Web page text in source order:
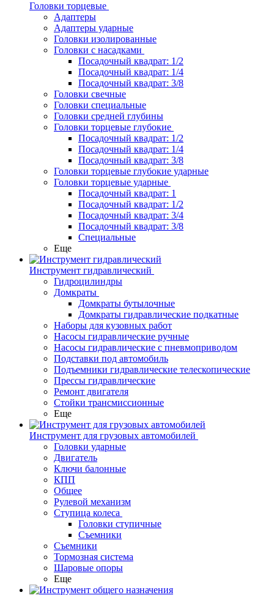
Головки торцевые
Адаптеры
Адаптеры ударные
Головки изолированные
Головки с насадками
Посадочный квадрат: 1/2
Посадочный квадрат: 1/4
Посадочный квадрат: 3/8
Головки свечные
Головки специальные
Головки средней глубины
Головки торцевые глубокие
Посадочный квадрат: 1/2
Посадочный квадрат: 1/4
Посадочный квадрат: 3/8
Головки торцевые глубокие ударные
Головки торцевые ударные
Посадочный квадрат: 1
Посадочный квадрат: 1/2
Посадочный квадрат: 3/4
Посадочный квадрат: 3/8
Специальные
Еще
Инструмент гидравлический
Гидроцилиндры
Домкраты
Домкраты бутылочные
Домкраты гидравлические подкатные
Наборы для кузовных работ
Насосы гидравлические ручные
Насосы гидравлические с пневмоприводом
Подставки под автомобиль
Подъемники гидравлические телескопические
Прессы гидравлические
Ремонт двигателя
Стойки трансмиссионные
Еще
Инструмент для грузовых автомобилей
Головки ударные
Двигатель
Ключи балонные
КПП
Общее
Рулевой механизм
Ступица колеса
Головки ступичные
Съемники
Съемники
Тормозная система
Шаровые опоры
Еще